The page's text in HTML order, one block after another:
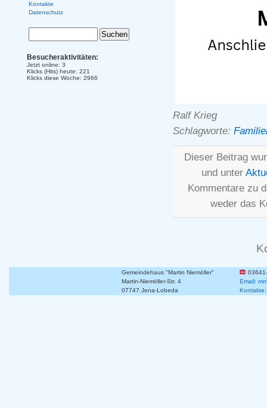
Ralf Krieg
Schlagworte:
Dieser Beitrag
und unter
Kommentare zu
weder das
Kontakte
Datenschutz
Besucheraktivitäten:
Jetzt online: 3
Klicks (Hits) heute: 221
Klicks diese Woche: 2966
Gemeindehaus "Martin Niemöller"
Martin-Niemöller-Str. 4
Email:
07747 Jena-Lobeda